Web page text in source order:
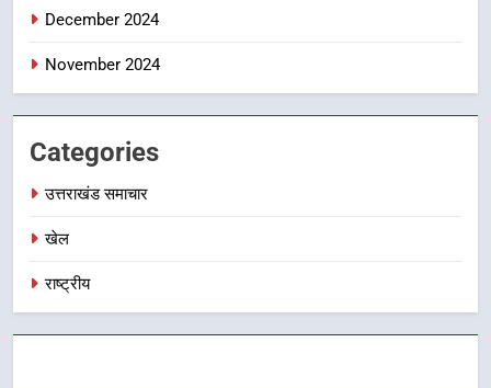
December 2024
November 2024
Categories
उत्तराखंड समाचार
खेल
राष्ट्रीय